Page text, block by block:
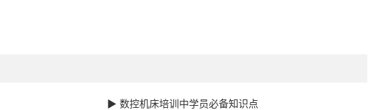
▶ 数控机床培训中学员必备知识点